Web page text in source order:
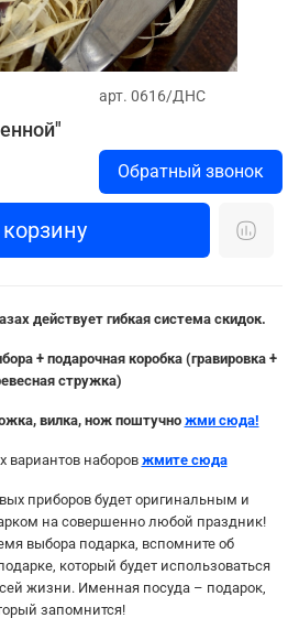
арт. 0616/ДНС
Обратный звонок
действует гибкая система скидок.
+ подарочная коробка (гравировка +
стружка)
вилка, нож поштучно жми сюда!
вариантов наборов жмите сюда
приборов будет оригинальным и
на совершенно любой праздник!
выбора подарка, вспомните об
который будет использоваться
жизни. Именная посуда – подарок,
запомнится!